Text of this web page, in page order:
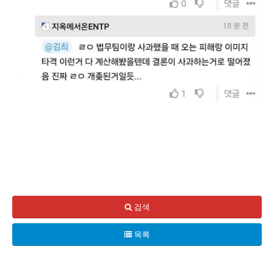
심지어 사건이 발생한 시각도 애매하다. 19일에 인지했다
이에 대해 고객들은 불만이 폭주하고 있으며, 택배로 교환
마지막으로, 대기업의 사과는 마치 별일 아닌 듯 보이지만,
검색
목록